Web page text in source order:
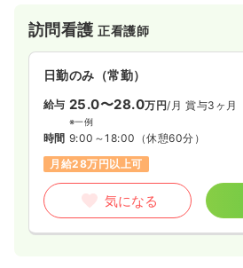
訪問看護正看護師
日勤のみ（常勤）
給与 25.0〜28.0万円/月 賞与3ヶ月
※一例
時間 9:00～18:00 （休憩60分）
月給28万円以上可
気になる